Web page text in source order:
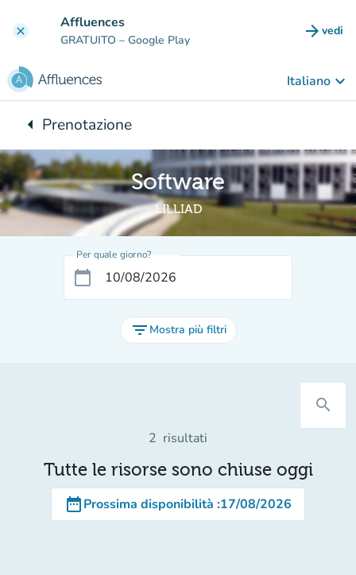
clear Affluences
GRATUITO – Google Play arrow_forward vedi
Italiano keyboard_arrow_down
arrow_leftTorna a:
Prenotazione
Software
LILLIAD
Per quale giorno?
calendar_today
filter_list Mostra più filtri
search
2 risultati
Tutte le risorse sono chiuse oggi
date_rangeProssima disponibilità :17/08/2026